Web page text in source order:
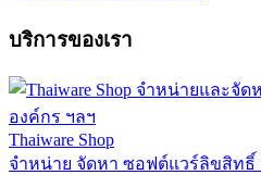
บริการของเรา
Thaiware Shop
จำหน่าย จัดหา ซอฟต์แวร์ลิขสิทธิ์